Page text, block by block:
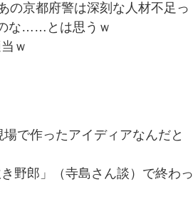
の京都府警は深刻な人材不足っ
な……とは思うｗ
ｗ
で作ったアイディアなんだと
野郎」（寺島さん談）で終わっ